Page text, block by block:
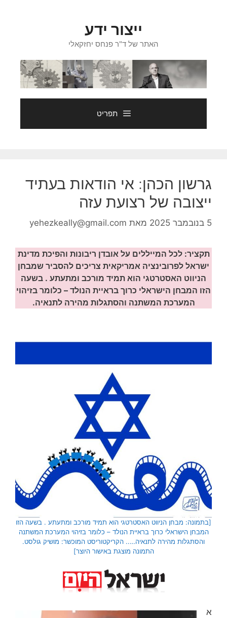
ייצור ידע
האתר של ד"ר פנחס יחזקאלי
תפריט
גרשון הכהן: אי הודאות בעתיד
ייצובה של רצועת עזה
5 בנובמבר 2025 מאת yehezkeally@gmail.com
תקציר: לכל המייללים על אובדן ריבונות והפיכת מדינת
ישראל לפרובינציה אמריקאית צריכים להסביר שמבחן
הניווט האסטרטגי הוא תמיד מורכב ומתעתע . בשעה
הזו המבחן הישראלי כרוך בראיית הנולד – כלומר בזיהוי
המערכת המשתנה והסתגלות מהירה לתנאיה.
[בתמונה: מבחן הניווט האסטרטגי הוא תמיד מורכב ומתעתע . בשעה הזו
המבחן הישראלי כרוך בראיית הנולד – כלומר בזיהוי המערכת המשתנה
והסתגלות מהירה לתנאיה….. הקריקטוריסט המוכשר: מושיק גולסט.
התמונה מוצגת באישור היוצר]
א